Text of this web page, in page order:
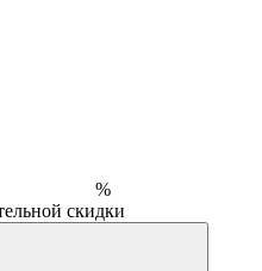
%
скидки